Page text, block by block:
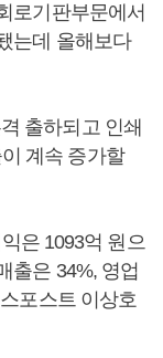
로기판부문에서
는데 올해보다
출하되고 인쇄
계속 증가할
은 1093억 원으
출은 34%, 영업
포스트 이상호